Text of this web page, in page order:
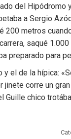
del Hipódromo
a Sergio
200 metros
saqué
preparado para
y el de la hípica:
jinete corre un
Guille chico